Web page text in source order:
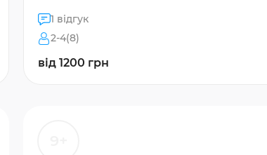
1 відгук
2-4(8)
від 1200 грн